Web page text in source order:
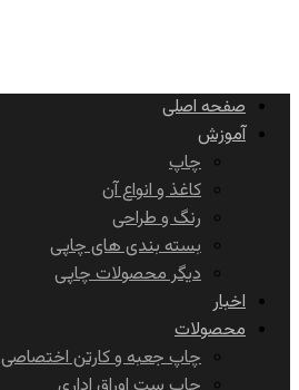
صفحه اصلی
آموزش
چاپ
کاغذ و انواع آن
رنگ و طراحی
بسته بندی های چاپی
دیگر محصولات چاپی
اخبار
محصولات
چاپ جعبه و کارتن اختصاصی